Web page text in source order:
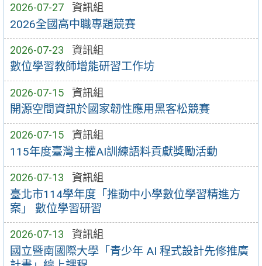
2026-07-27 資訊組
2026全國高中職專題競賽
2026-07-23 資訊組
數位學習教師增能研習工作坊
2026-07-15 資訊組
開源空間資訊於國家韌性應用黑客松競賽
2026-07-15 資訊組
115年度臺灣主權AI訓練語料貢獻獎勵活動
2026-07-13 資訊組
臺北市114學年度「推動中小學數位學習精進方
案」 數位學習研習
2026-07-13 資訊組
國立暨南國際大學「青少年 AI 程式設計先修推廣